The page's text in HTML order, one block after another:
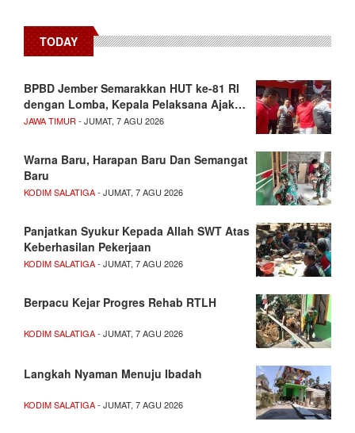
TODAY
BPBD Jember Semarakkan HUT ke-81 RI
dengan Lomba, Kepala Pelaksana Ajak…
JAWA TIMUR - JUMAT, 7 AGU 2026
Warna Baru, Harapan Baru Dan Semangat
Baru
KODIM SALATIGA- JUMAT, 7 AGU 2026
Panjatkan Syukur Kepada Allah SWT Atas
Keberhasilan Pekerjaan
KODIM SALATIGA- JUMAT, 7 AGU 2026
Berpacu Kejar Progres Rehab RTLH
KODIM SALATIGA- JUMAT, 7 AGU 2026
Langkah Nyaman Menuju Ibadah
KODIM SALATIGA- JUMAT, 7 AGU 2026